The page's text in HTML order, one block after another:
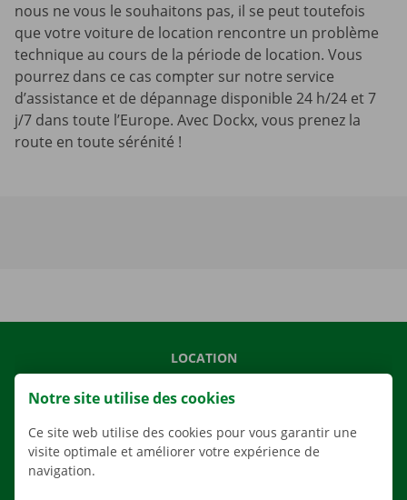
nous ne vous le souhaitons pas, il se peut toutefois
que votre voiture de location rencontre un problème
technique au cours de la période de location. Vous
pourrez dans ce cas compter sur notre service
d’assistance et de dépannage disponible 24 h/24 et 7
j/7 dans toute l’Europe. Avec Dockx, vous prenez la
route en toute sérénité !
LOCATION
AGENCES
Notre site utilise des cookies
Ce site web utilise des cookies pour vous garantir une
visite optimale et améliorer votre expérience de
navigation.